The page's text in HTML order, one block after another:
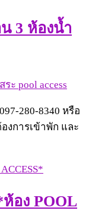
3 ห้องน้ำ
ะ pool access
280-8340 หรือ
งการเข้าพัก และ
อง POOL